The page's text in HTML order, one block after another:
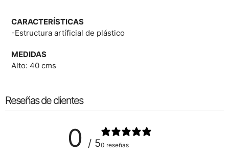
a
su
CARACTERÍSTICAS
-Estructura artíficial de plástico
MEDIDAS
Alto: 40 cms
Reseñas de clientes
0 / 50 reseñas